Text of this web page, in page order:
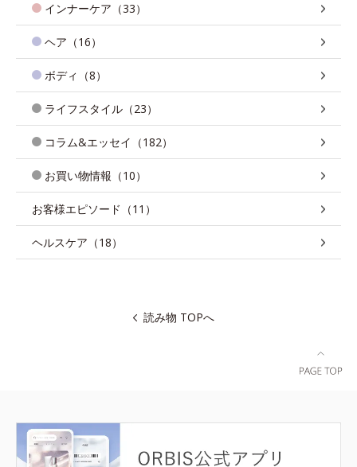
インナーケア（33）
ヘア（16）
ボディ（8）
ライフスタイル（23）
コラム&エッセイ（182）
お買い物情報（10）
お客様エピソード（11）
ヘルスケア（18）
読み物 TOPへ